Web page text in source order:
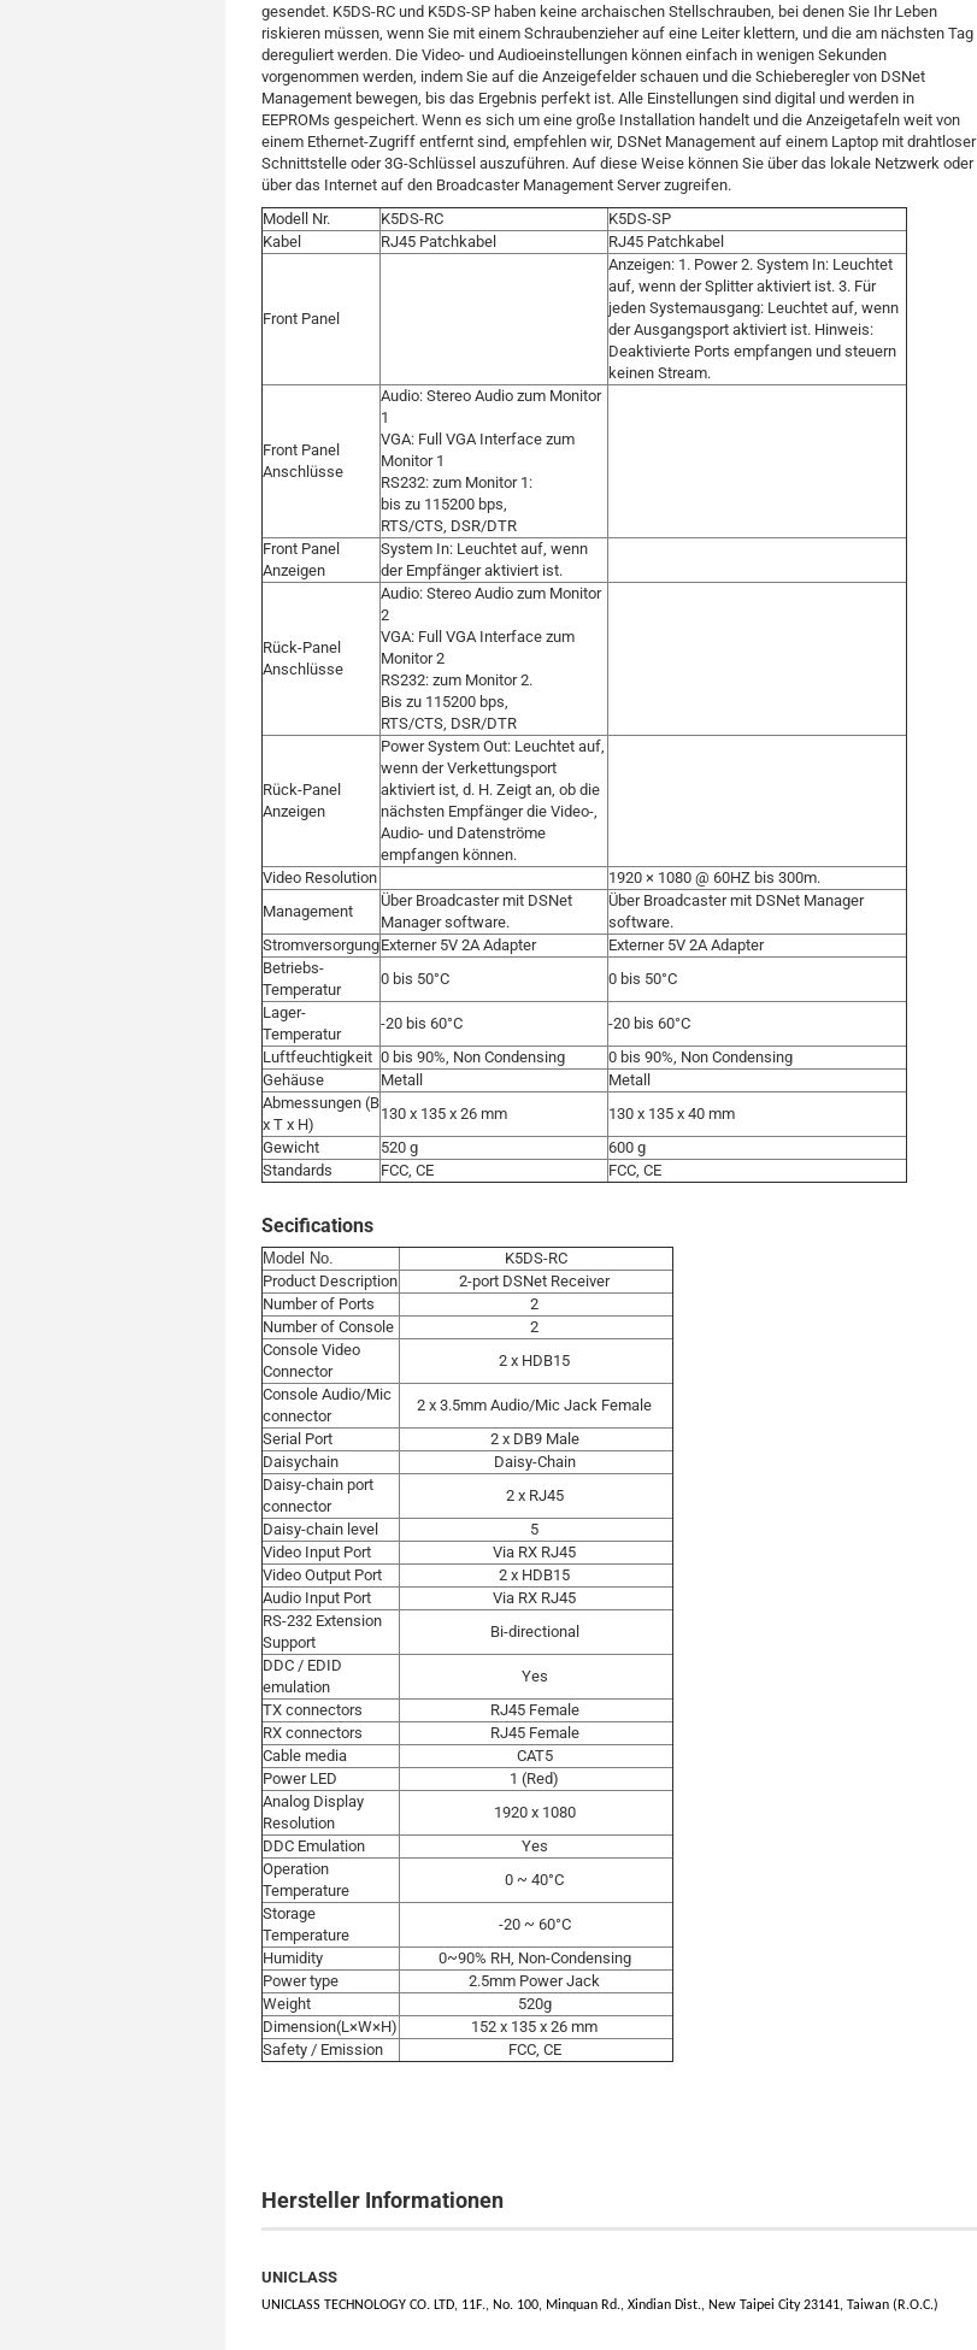
gesendet. K5DS-RC und K5DS-SP haben keine archaischen Stellschrauben, bei denen Sie Ihr Leben
riskieren müssen, wenn Sie mit einem Schraubenzieher auf eine Leiter klettern, und die am nächsten Tag
dereguliert werden. Die Video- und Audioeinstellungen können einfach in wenigen Sekunden
vorgenommen werden, indem Sie auf die Anzeigefelder schauen und die Schieberegler von DSNet
Management bewegen, bis das Ergebnis perfekt ist. Alle Einstellungen sind digital und werden in
EEPROMs gespeichert. Wenn es sich um eine große Installation handelt und die Anzeigetafeln weit von
einem Ethernet-Zugriff entfernt sind, empfehlen wir, DSNet Management auf einem Laptop mit drahtloser
Schnittstelle oder 3G-Schlüssel auszuführen. Auf diese Weise können Sie über das lokale Netzwerk oder
über das Internet auf den Broadcaster Management Server zugreifen.
Modell Nr.
K5DS-RC
K5DS-SP
Kabel
RJ45 Patchkabel RJ45 Patchkabel
Front Panel
Anzeigen: 1. Power 2. System In: Leuchtet
auf, wenn der Splitter aktiviert ist. 3. Für
jeden Systemausgang: Leuchtet auf, wenn
der Ausgangsport aktiviert ist. Hinweis:
Deaktivierte Ports empfangen und steuern
keinen Stream.
Front Panel
Anschlüsse
Audio: Stereo Audio zum Monitor
1
VGA: Full VGA Interface zum
Monitor 1
RS232: zum Monitor 1:
bis zu 115200 bps,
RTS/CTS, DSR/DTR
Front Panel
Anzeigen
System In: Leuchtet auf, wenn
der Empfänger aktiviert ist.
Rück-Panel
Anschlüsse
Audio: Stereo Audio zum Monitor
2
VGA: Full VGA Interface zum
Monitor 2
RS232: zum Monitor 2.
Bis zu 115200 bps,
RTS/CTS, DSR/DTR
Rück-Panel
Anzeigen
Power System Out: Leuchtet auf,
wenn der Verkettungsport
aktiviert ist, d. H. Zeigt an, ob die
nächsten Empfänger die Video-,
Audio- und Datenströme
empfangen können.
Video Resolution
1920 × 1080 @ 60HZ bis 300m.
Management
Über Broadcaster mit DSNet
Manager software.
Über Broadcaster mit DSNet Manager
software.
StromversorgungExterner 5V 2A Adapter
Externer 5V 2A Adapter
Betriebs-
Temperatur
0 bis 50°C
0 bis 50°C
Lager-
Temperatur
-20 bis 60°C
-20 bis 60°C
Luftfeuchtigkeit 0 bis 90%, Non Condensing
0 bis 90%, Non Condensing
Gehäuse
Metall
Metall
Abmessungen (B
x T x H)
130 x 135 x 26 mm
130 x 135 x 40 mm
Gewicht
520 g
600 g
Standards
FCC, CE FCC, CE
Secifications
Model No.
K5DS-RC
Product Description
2-port DSNet Receiver
Number of Ports
2
Number of Console
2
Console Video
Connector
2 x HDB15
Console Audio/Mic
connector
2 x 3.5mm Audio/Mic Jack Female
Serial Port
2 x DB9 Male
Daisychain
Daisy-Chain
Daisy-chain port
connector
2 x RJ45
Daisy-chain level
5
Video Input Port
Via RX RJ45
Video Output Port
2 x HDB15
Audio Input Port
Via RX RJ45
RS-232 Extension
Support
Bi-directional
DDC / EDID
emulation
Yes
TX connectors
RJ45 Female
RX connectors
RJ45 Female
Cable media
CAT5
Power LED
1 (Red)
Analog Display
Resolution
1920 x 1080
DDC Emulation
Yes
Operation
Temperature
0 ~ 40°C
Storage
Temperature
-20 ~ 60°C
Humidity
0~90% RH, Non-Condensing
Power type
2.5mm Power Jack
Weight
520g
Dimension(L×W×H)
152 x 135 x 26 mm
Safety / Emission
FCC, CE
Hersteller Informationen
UNICLASS
UNICLASS TECHNOLOGY CO. LTD, 11F., No. 100, Minquan Rd., Xindian Dist., New Taipei City 23141, Taiwan (R.O.C.)